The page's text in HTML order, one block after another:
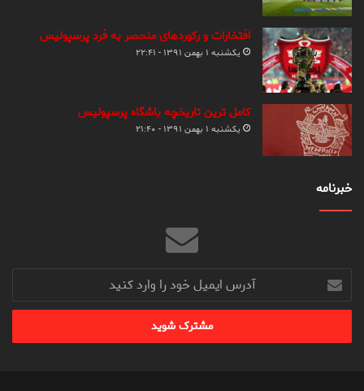
افتخارات و رکوردهای منحصر به فرد پرسپولیس
یکشنبه ۱ بهمن ۱۳۹۱ - ۲۲:۴۱
کامل ترین تاریخچه باشگاه پرسپولیس
یکشنبه ۱ بهمن ۱۳۹۱ - ۲۱:۴۰
خبرنامه
آدرس
ایمیل
خود
وارد